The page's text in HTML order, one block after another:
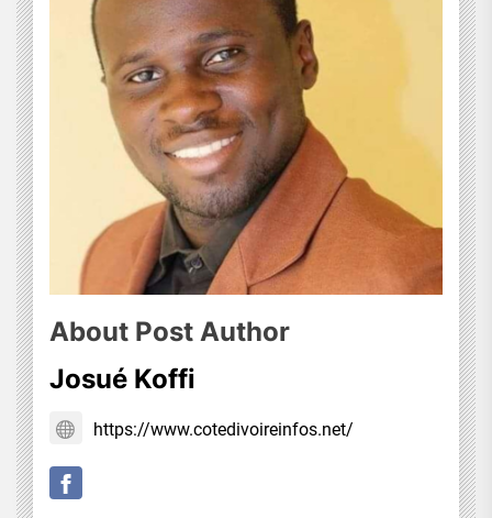
About Post Author
Josué Koffi
https://www.cotedivoireinfos.net/